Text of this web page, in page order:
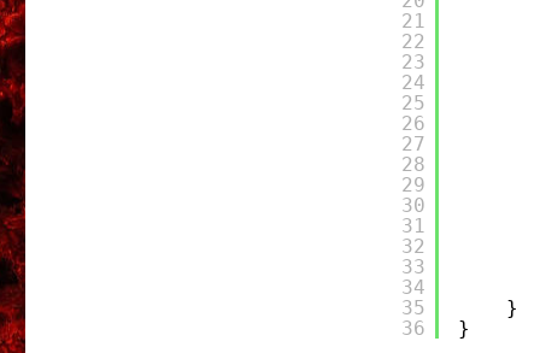
21
22
23
24
25
26
27
28
29
30
31
32
33
34
35
36
}
}